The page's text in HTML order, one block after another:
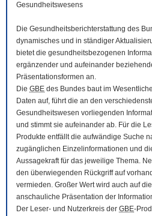
Gesundheitswesens
Die Gesundheitsberichterstattung des
dynamisches und in ständiger
bietet die gesundheitsbezogenen
ergänzender und aufeinander
Präsentationsformen an.
Die GBE des Bundes baut im
Daten auf, führt die an den
Gesundheitswesen vorliegenden
und stimmt sie aufeinander ab. Für die
Produkte entfällt die aufwändige Suche
zugänglichen Einzelinformationen und
Aussagekraft für das jeweilige Thema.
den überwiegenden Rückgriff auf
vermieden. Großer Wert wird auch auf
anschauliche Präsentation der
Der Leser- und Nutzerkreis der GBE-